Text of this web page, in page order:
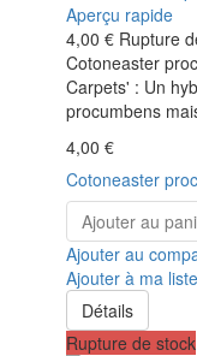
Aperçu rapide
4,00 € Rupture
Cotoneaster
Carpets' : Un
procumbens
4,00 €
Cotoneaster
Ajouter au
Ajouter au
Ajouter à ma
Détails
Rupture de stock